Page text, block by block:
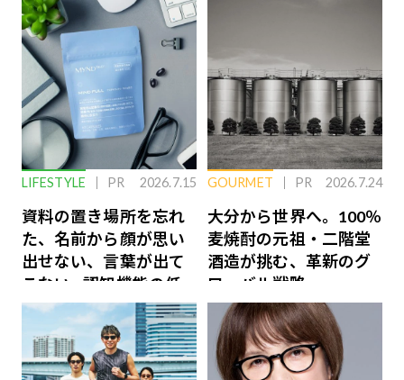
LIFESTYLE PR 2026.7.15
資料の置き場所を忘れ
た、名前から顔が思い
出せない、言葉が出て
こない…認知機能の低
下を救う、脳のインナ
ーケアとは
GOURMET PR 2026.7.24
大分から世界へ。100％
麦焼酎の元祖・二階堂
酒造が挑む、革新のグ
ローバル戦略